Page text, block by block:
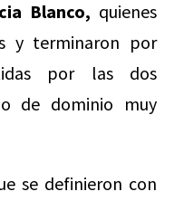
Blanco, quienes
y terminaron por
por las dos
de dominio muy
se definieron con